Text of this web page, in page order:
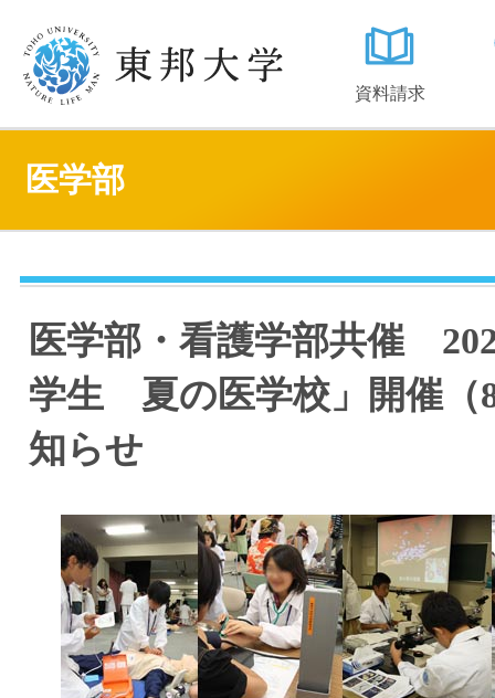
資料請求
医学部
医学部・看護学部共催
学生 夏の医学校」開催（
知らせ